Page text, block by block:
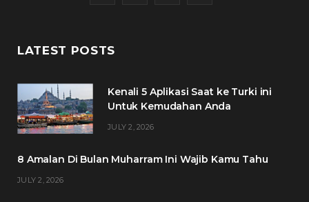
b
t
a
e
LATEST POSTS
Kenali 5 Aplikasi Saat ke Turki ini
Untuk Kemudahan Anda
JULY 2, 2026
8 Amalan Di Bulan Muharram Ini Wajib Kamu Tahu
JULY 2, 2026